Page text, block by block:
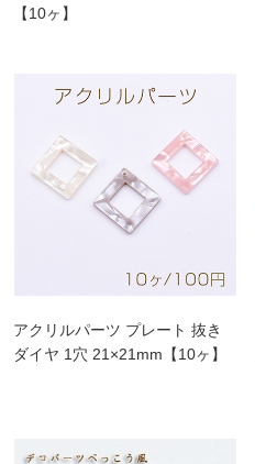
【10ヶ】
アクリルパーツ プレート 抜き
ダイヤ 1穴 21×21mm【10ヶ】